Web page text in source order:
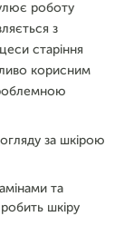
роботу
з
старіння
корисним
за шкірою
та
шкіру